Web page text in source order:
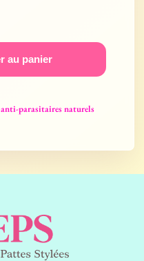
au panier
anti-parasitaires naturels